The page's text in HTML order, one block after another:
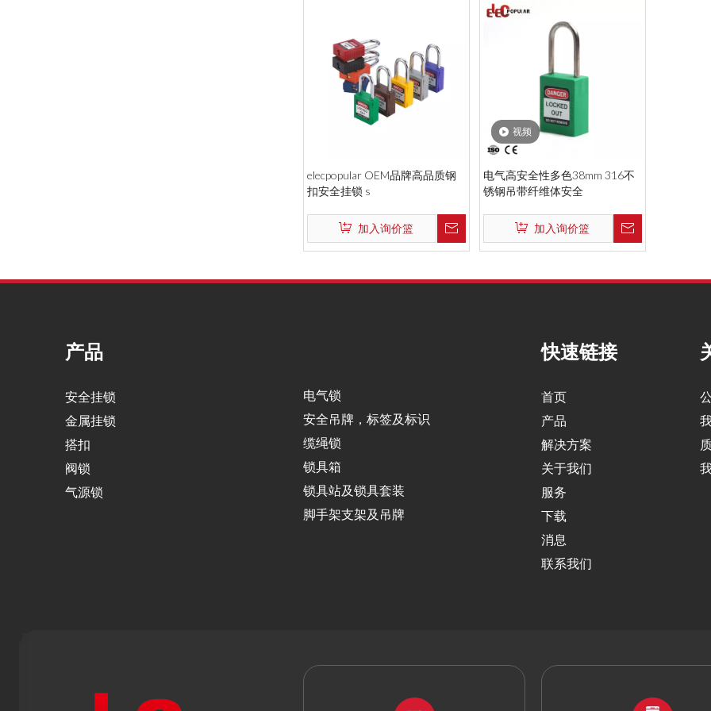
elecpopular OEM品牌高品质钢
扣安全挂锁 s
加入询价篮
视频
电气高安全性多色38mm 316不
锈钢吊带纤维体安全
加入询价篮
产品
安全挂锁
金属挂锁
搭扣
阀锁
气源锁
电气锁
安全吊牌，标签及标识
缆绳锁
锁具箱
锁具站及锁具套装
脚手架支架及吊牌
快速链接
首页
产品
解决方案
关于我们
服务
下载
消息
联系我们